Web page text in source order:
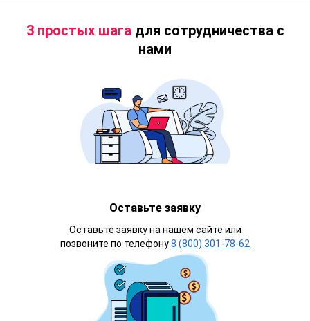
3 простых шагадля сотрудничества с
нами
Оставьте заявку
Оставьте заявку на нашем сайте или
позвоните по телефону8 (800) 301-78-62